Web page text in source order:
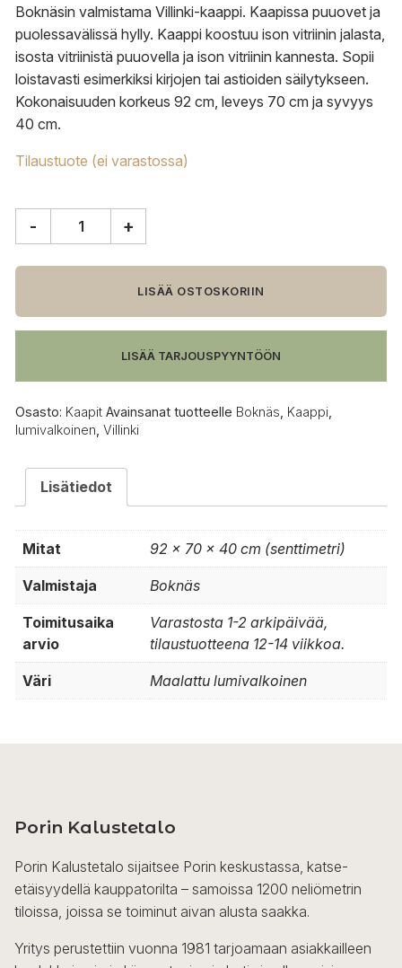
Boknäsin valmistama Villinki-kaappi. Kaapissa puuovet ja
puolessavälissä hylly. Kaappi koostuu ison vitriinin jalasta,
isosta vitriinistä puuovella ja ison vitriinin kannesta. Sopii
loistavasti esimerkiksi kirjojen tai astioiden säilytykseen.
Kokonaisuuden korkeus 92 cm, leveys 70 cm ja syvyys
40 cm.
Tilaustuote (ei varastossa)
kaappi,
määrä
- +
LISÄÄ OSTOSKORIIN
LISÄÄ TARJOUSPYYNTÖÖN
Osasto: Kaapit Avainsanat tuotteelle Boknäs Kaappi
lumivalkoinen Villinki
Lisätiedot
Mitat 92 × 70 × 40 cm (senttimetri)
Valmistaja Boknäs
Toimitusaika
arvio
Varastosta 1-2 arkipäivää,
tilaustuotteena 12-14 viikkoa.
Väri Maalattu lumivalkoinen
Porin Kalustetalo
Porin Kalustetalo sijaitsee Porin keskustassa, katse-
etäisyydellä kauppatorilta – samoissa 1200 neliömetrin
tiloissa, joissa se toiminut aivan alusta saakka.
Yritys perustettiin vuonna 1981 tarjoamaan asiakkailleen